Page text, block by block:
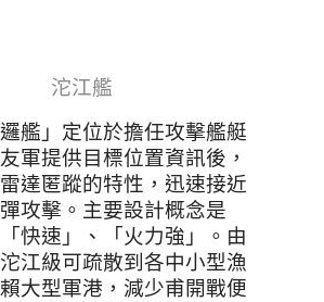
沱江艦
邏艦」定位於擔任攻擊艦艇
軍提供目標位置資訊後，
達匿蹤的特性，迅速接近
攻擊。主要設計概念是
「快速」、「火力強」。由
江級可疏散到各中小型漁
大型軍港，減少甫開戰便